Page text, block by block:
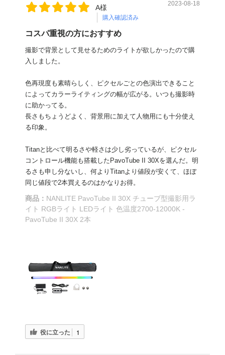
A様
購入確認済み
2023-08-18
コスパ重視の方におすすめ
撮影で背景として見せるためのライトが欲しかったので購
入しました。
色再現度も素晴らしく、ピクセルごとの色演出できること
によってカラーライティングの幅が広がる。いつも撮影時
に助かってる。
長さもちょうどよく、背景用に加えて人物用にも十分使え
る印象。
Titanと比べて明るさや軽さは少し劣っているが、ピクセル
コントロール機能も搭載したPavoTube II 30Xを選んだ。明
るさも申し分ないし、何よりTitanより値段が安くて、ほぼ
同じ値段で2本買えるのはかなりお得。
商品： NANLITE PavoTube II 30X チューブ型撮影用ラ
イト RGBライト LEDライト 色温度2700-12000K -
PavoTube II 30X 2本
役に立った 1